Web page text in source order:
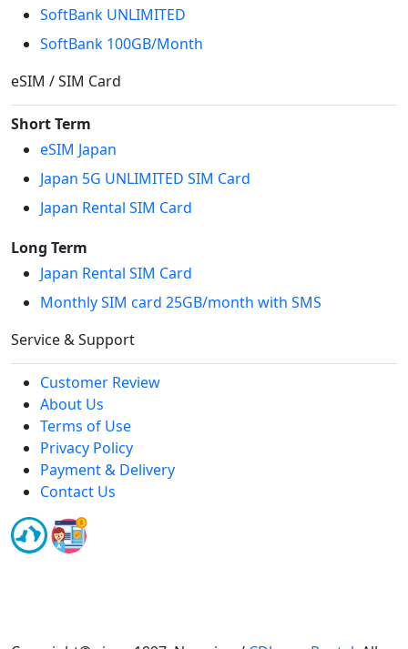
SoftBank UNLIMITED
SoftBank 100GB/Month
eSIM / SIM Card
Short Term
eSIM Japan
Japan 5G UNLIMITED SIM Card
Japan Rental SIM Card
Long Term
Japan Rental SIM Card
Monthly SIM card 25GB/month with SMS
Service & Support
Customer Review
About Us
Terms of Use
Privacy Policy
Payment & Delivery
Contact Us